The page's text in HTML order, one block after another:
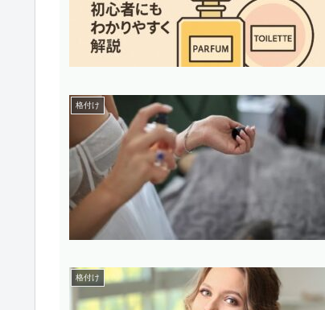
格付け
格付け